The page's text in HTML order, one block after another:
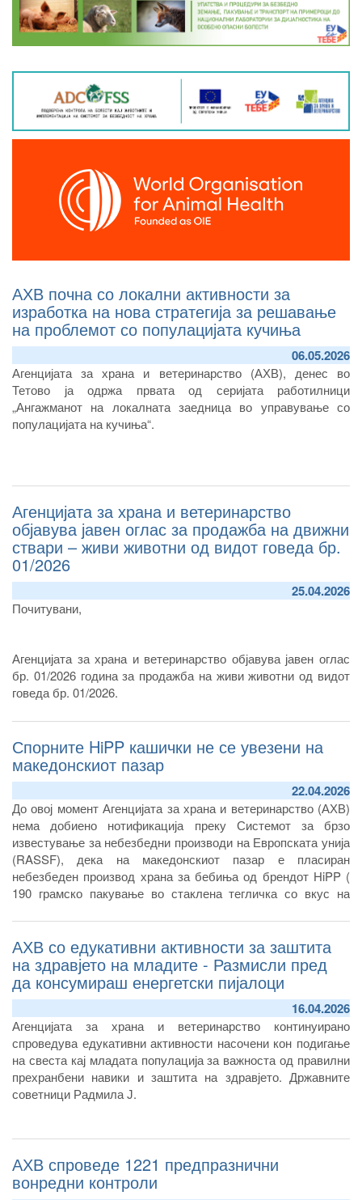
АХВ почна со локални активности за
изработка на нова стратегија за решавање
на проблемот со популацијата кучиња
06.05.2026
Агенцијата за храна и ветеринарство (АХВ), денес во
Тетово ја одржа првата од серијата работилници
„Ангажманот на локалната заедница во управување со
популацијата на кучиња“.
Агенцијата за храна и ветеринарство
објавува јавен оглас за продажба на движни
ствари – живи животни од видот говеда бр.
01/2026
25.04.2026
Почитувани,
Агенцијата за храна и ветеринарство објавува јавен оглас
бр. 01/2026 година за продажба на живи животни од видот
говеда бр. 01/2026.
Спорните HiPP кашички не се увезени на
македонскиот пазар
22.04.2026
До овој момент Агенцијата за храна и ветеринарство (АХВ)
нема добиено нотификација преку Системот за брзо
известување за небезбедни производи на Европската унија
(RASSF), дека на македонскиот пазар е пласиран
небезбеден производ храна за бебиња од брендот HiPP (
190 грамско пакување во стаклена тегличка со вкус на
во Австрија и неколку европски земји.
АХВ со едукативни активности за заштита
на здравјето на младите - Размисли пред
да консумираш енергетски пијалоци
16.04.2026
Агенцијата за храна и ветеринарство континуирано
спроведува едукативни активности насочени кон подигање
на свеста кај младата популација за важноста од правилни
прехранбени навики и заштита на здравјето. Државните
советници Радмила Ј.
АХВ спроведе 1221 предпразнични
вонредни контроли